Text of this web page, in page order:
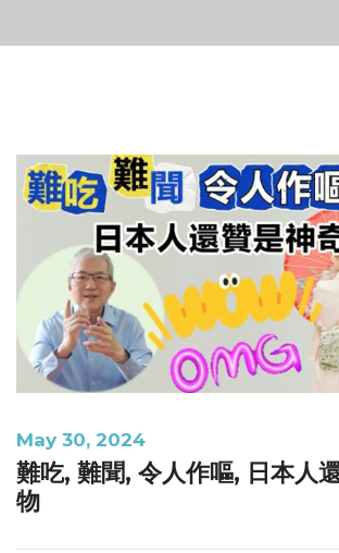
May 30, 2024
難吃, 難聞, 令人作嘔, 日本人
物